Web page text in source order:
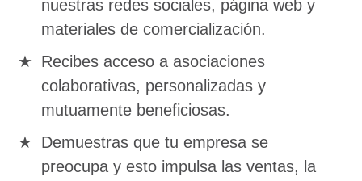
nuestras redes sociales, página web y
materiales de comercialización.
Recibes acceso a asociaciones
colaborativas, personalizadas y
mutuamente beneficiosas.
Demuestras que tu empresa se
preocupa y esto impulsa las ventas, la